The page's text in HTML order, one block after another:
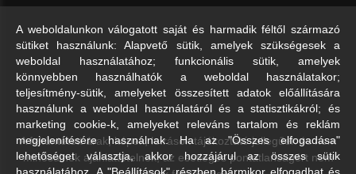
A feltüntetett árak, képek, leírások tájékoztató jellegűek és nem
minősülnek ajánlattételnek, az esetleges pontatlanságért nem
A weboldalunkon válogatott saját és harmadik féltől származó
sütiket használunk: Alapvető sütik, amelyek szükségesek a
weboldal használatához; funkcionális sütik, amelyek
könnyebben használhatók a weboldal használatakor;
teljesítmény-sütik, amelyeket összesített adatok előállítására
használunk a weboldal használatáról és a statisztikákról; és
marketing cookie-k, amelyeket releváns tartalom és reklám
megjelenítésére használnak. Ha az "Összes elfogadása"
lehetőséget választja, akkor hozzájárul az összes sütik